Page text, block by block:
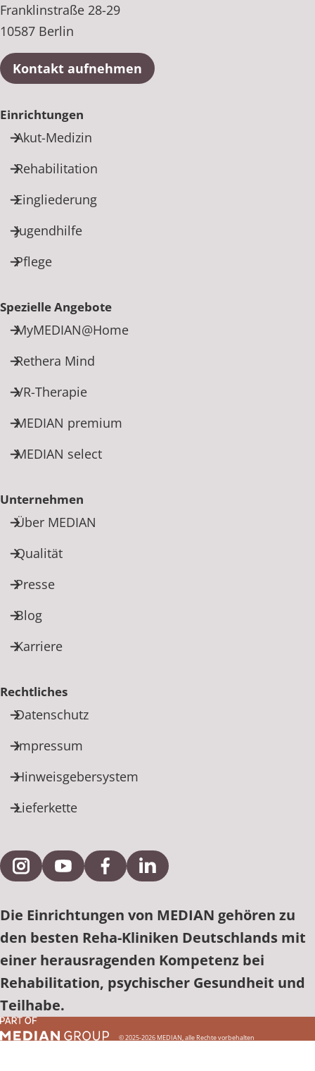
Franklinstraße 28-29
10587 Berlin
Kontakt aufnehmen
Einrichtungen
Akut-Medizin
Rehabilitation
Eingliederung
Jugendhilfe
Pflege
Spezielle Angebote
MyMEDIAN@Home
Rethera Mind
VR-Therapie
MEDIAN premium
MEDIAN select
Unternehmen
Über MEDIAN
Qualität
Presse
Blog
Karriere
Rechtliches
Datenschutz
Impressum
Hinweisgebersystem
Lieferkette
Externe Verlinkung zu Instagram
Externe Verlinkung zu YouTube
Externe Verlinkung zu Facebook
Externe Verlinkung zu
Die Einrichtungen von MEDIAN gehören zu
den besten Reha-Kliniken Deutschlands mit
einer herausragenden Kompetenz bei
Rehabilitation, psychischer Gesundheit und
Teilhabe.
© 2025-2026 MEDIAN, alle Rechte vorbehalten